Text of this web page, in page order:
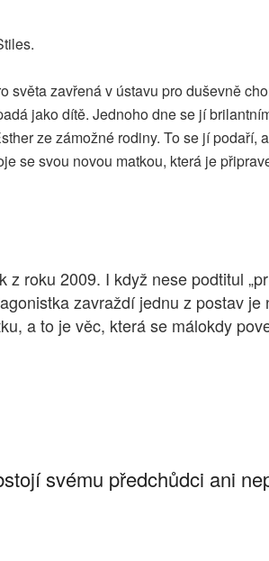
zavřená v ústavu pro duševně
jako dítě. Jednoho dne se jí
ze zámožné rodiny. To se jí podaří,
se svou novou matkou, která je
roku 2009. I když nese podtitul
zavraždí jednu z postav je
a to je věc, která se málokdy
svému předchůdci ani